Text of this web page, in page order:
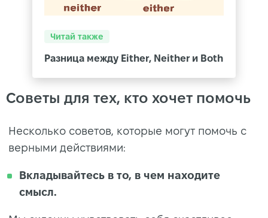
Читай также
Разница между Either, Neither и Both
Советы для тех, кто хочет помочь
Несколько советов, которые могут помочь с
верными действиями:
Вкладывайтесь в то, в чем находите
смысл.